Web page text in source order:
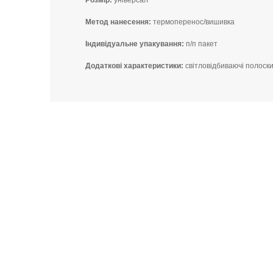
Метод нанесення: термоперенос/вишивка
ндивідуальне упакування: п/п пакет
Додаткові характеристики: світловідбиваючі полоски